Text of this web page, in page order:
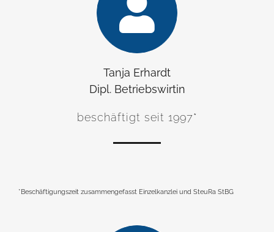
Tanja Erhardt
Dipl. Betriebswirtin
beschäftigt seit 1997*
*Beschäftigungszeit zusammengefasst Einzelkanzlei und SteuRa StBG